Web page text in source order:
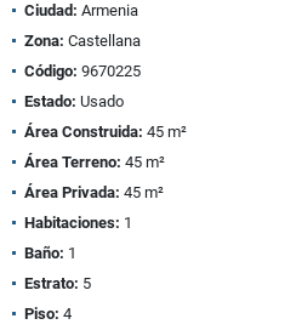
Ciudad: Armenia
Zona: Castellana
Código: 9670225
Estado: Usado
Área Construida: 45 m²
Área Terreno: 45 m²
Área Privada: 45 m²
Habitaciones: 1
Baño: 1
Estrato: 5
Piso: 4